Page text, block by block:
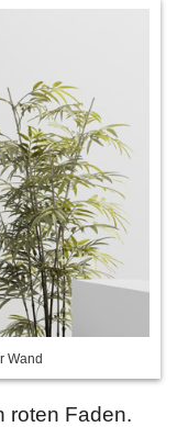
Wand
roten Faden.